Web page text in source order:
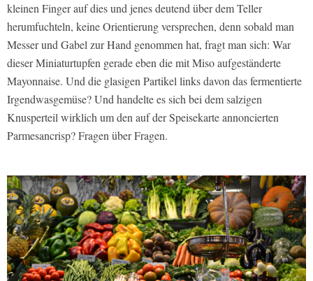
kleinen Finger auf dies und jenes deutend über dem Teller
herumfuchteln, keine Orientierung versprechen, denn sobald man
Messer und Gabel zur Hand genommen hat, fragt man sich: War
dieser Miniaturtupfen gerade eben die mit Miso aufgeständerte
Mayonnaise. Und die glasigen Partikel links davon das fermentierte
Irgendwasgemüse? Und handelte es sich bei dem salzigen
Knusperteil wirklich um den auf der Speisekarte annoncierten
Parmesancrisp? Fragen über Fragen.